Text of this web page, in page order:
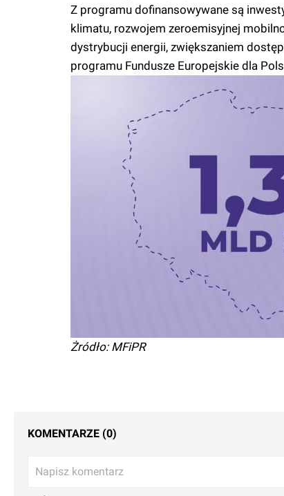
Z programu dofinansowywane są
klimatu, rozwojem zeroemisyjnej
dystrybucji energii, zwiększaniem
programu Fundusze Europejskie dla
Żródło: MFiPR
KOMENTARZE (0)
Napisz komentarz